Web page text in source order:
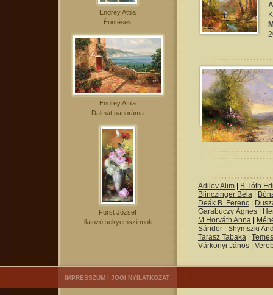
Endrey Attila
Érintések
Endrey Attila
Dalmát panoráma
Fürst József
Illatozó sekyemszirmok
Adilov Alim
B.Tóth
Blinczinger Béla
Deák B. Ferenc
Garabuczy Ágnes
M.Horváth Anna
Sándor
Shymszki
Tarasz Tabaka
Várkonyi János
IMPRESSZUM | JOGI NYILATKOZAT